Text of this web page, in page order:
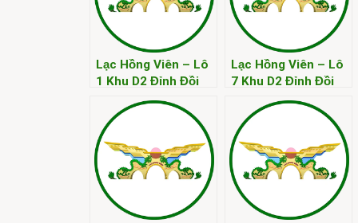
Lạc Hồng Viên – Lô
1 Khu D2 Đỉnh Đồi
Lạc Hồng Viên – Lô
7 Khu D2 Đỉnh Đồi